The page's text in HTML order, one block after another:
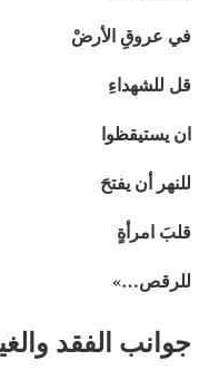
في عروقِ الأرضْ
قل للشهداءِ
ان يستيقظوا
للنهر أن يفتحَ
قلبَ امرأةٍ
للرقص…»
جوانب الفقد